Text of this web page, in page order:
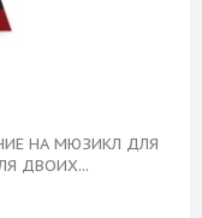
НА МЮЗИКЛ ДЛЯ
ДВОИХ...